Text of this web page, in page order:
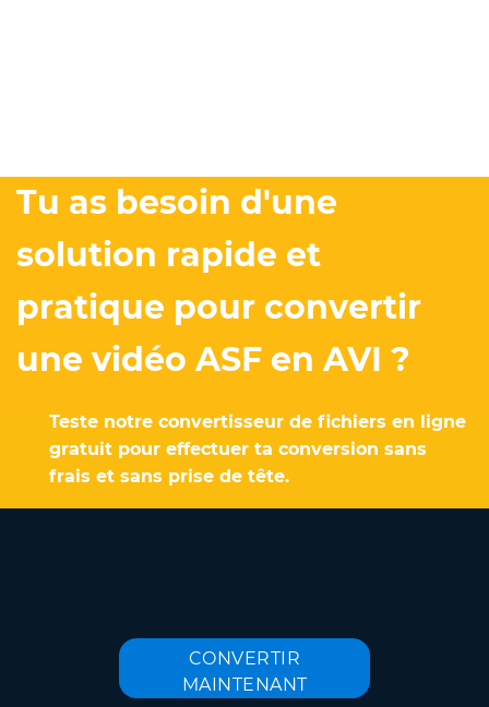
Tu as besoin d'une
solution rapide et
pratique pour convertir
une vidéo ASF en AVI ?
Teste notre convertisseur de fichiers en ligne
gratuit pour effectuer ta conversion sans
frais et sans prise de tête.
CONVERTIR
MAINTENANT